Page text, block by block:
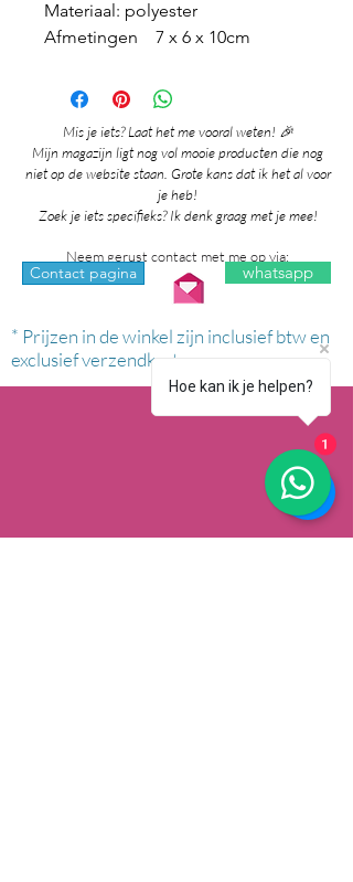
Materiaal: polyester
Afmetingen 7 x 6 x 10cm
Mis je iets? Laat het me vooral weten! 🎉
Mijn magazijn ligt nog vol mooie producten die nog
niet op de website staan. Grote kans dat ik het al voor
je heb!
Zoek je iets specifieks? Ik denk graag met je mee!
Neem gerust contact met me op via:
Contact pagina whatsapp
* Prijzen in de winkel zijn inclusief btw en
exclusief verzendkosten.
Hoe kan ik je helpen?
1